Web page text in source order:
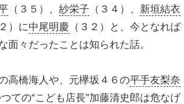
（３５）、 紗栄子 （３４）、 新垣結衣
）に中尾明慶 （３２）と、今となれば
面々だったことは知られた話。
高橋海人や、元欅坂４６の平手友梨奈
ての“こども店長”加藤清史郎は危なげ